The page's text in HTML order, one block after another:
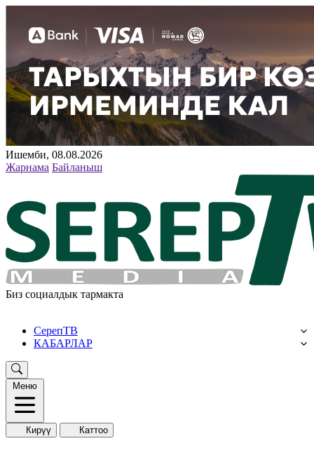
Ишемби, 08.08.2026
Жарнама Байланыш
Биз социалдык тармакта
СерепТВ
КАБАРЛАР
Меню
Кирүү Каттоо